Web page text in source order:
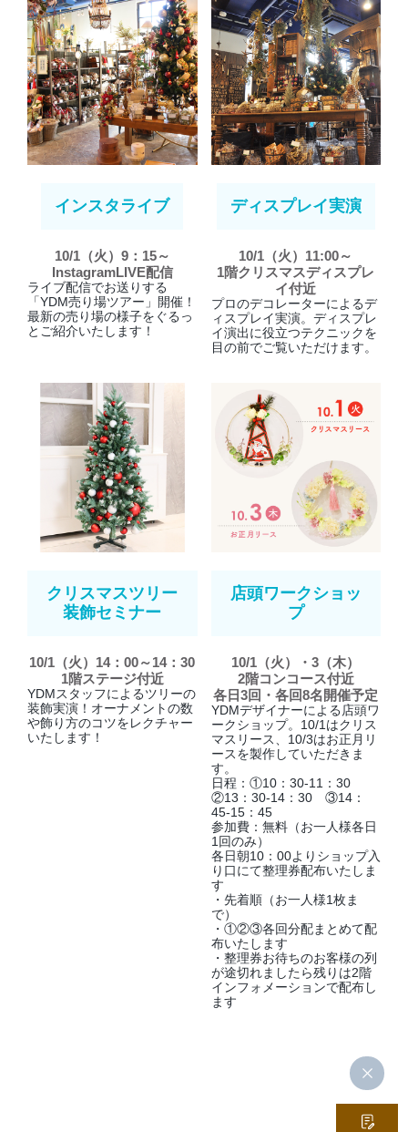
インスタライブ
10/1（火）9：15～
InstagramLIVE配信
ライブ配信でお送りする
「YDM売り場ツアー」開催！
最新の売り場の様子をぐるっ
とご紹介いたします！
ディスプレイ実演
10/1（火）11:00～
1階クリスマスディスプレ
イ付近
プロのデコレーターによるデ
ィスプレイ実演。ディスプレ
イ演出に役立つテクニックを
目の前でご覧いただけます。
クリスマスツリー
装飾セミナー
10/1（火）14：00～14：30
1階ステージ付近
YDMスタッフによるツリーの
装飾実演！オーナメントの数
や飾り方のコツをレクチャー
いたします！
店頭ワークショッ
プ
10/1（火）・3（木）
2階コンコース付近
各日3回・各回8名開催予定
YDMデザイナーによる店頭ワ
ークショップ。10/1はクリス
マスリース、10/3はお正月リ
ースを製作していただきま
す。
日程：①10：30-11：30
②13：30-14：30 ③14：
45-15：45
参加費：無料（お一人様各日
1回のみ）
各日朝10：00よりショップ入
り口にて整理券配布いたしま
す
・先着順（お一人様1枚ま
で）
・①②③各回分配まとめて配
布いたします
・整理券お待ちのお客様の列
が途切れましたら残りは2階
インフォメーションで配布し
ます